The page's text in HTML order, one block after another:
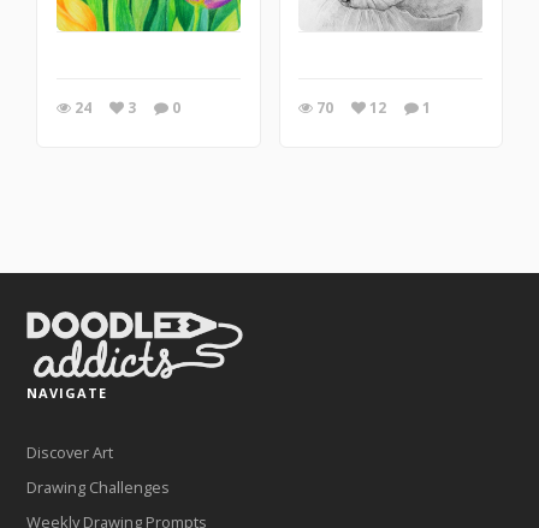
24 3 0 70 12 1
NAVIGATE
Discover Art
Drawing Challenges
Weekly Drawing Prompts